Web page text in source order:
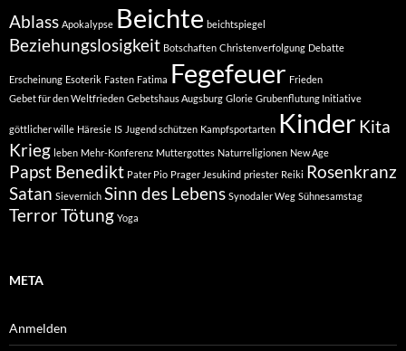
Ablass Apokalypse Beichte beichtspiegel
Beziehungslosigkeit Botschaften Christenverfolgung Debatte
Erscheinung Esoterik Fasten Fatima Fegefeuer Frieden
Gebet für den Weltfrieden Gebetshaus Augsburg Glorie Grubenflutung Initiative
göttlicher wille Häresie IS Jugend schützen Kampfsportarten Kinder Kita
Krieg leben Mehr-Konferenz Muttergottes Naturreligionen New Age
Papst Benedikt Pater Pio Prager Jesukind priester Reiki Rosenkranz
Satan Sievernich Sinn des Lebens Synodaler Weg Sühnesamstag
TerrorTötung Yoga
META
Anmelden